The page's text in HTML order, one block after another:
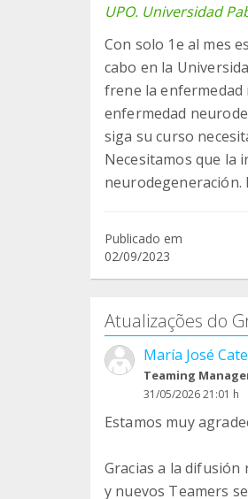
UPO. Universidad
Con solo 1e al mes
cabo en la
frene la enfermedad
enfermedad
siga su curso
Necesitamos que la
neurodegeneración.
Publicado em
02/09/2023
Atualizações do
María José
Teaming
31/05/2026 21:01 h
Estamos muy
Gracias a la
y nuevos Teamers